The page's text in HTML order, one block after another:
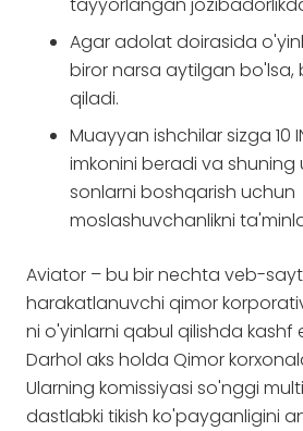
Agar adolat doirasida
biror narsa aytilgan
qiladi.
Muayyan ishchilar sizga 10
imkonini beradi va shuning
sonlarni boshqarish uchun
moslashuvchanlikni
Aviator – bu bir nechta veb-
harakatlanuvchi qimor
ni o'yinlarni qabul qilishda
Darhol aks holda Qimor
Ularning komissiyasi so'nggi
dastlabki tikish ko'payganligini